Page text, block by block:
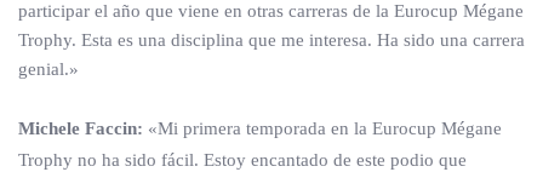
participar el año que viene en otras carreras de la Eurocup Mégane
Trophy. Esta es una disciplina que me interesa. Ha sido una carrera
genial.»
Michele Faccin: «Mi primera temporada en la Eurocup Mégane
Trophy no ha sido fácil. Estoy encantado de este podio que